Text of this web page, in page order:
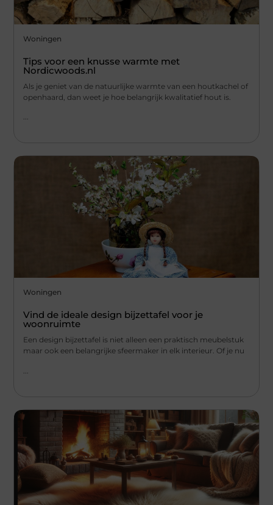
Woningen
Tips voor een knusse warmte met
Nordicwoods.nl
Als je geniet van de natuurlijke warmte van een houtkachel of
openhaard, dan weet je hoe belangrijk kwalitatief hout is.
...
Woningen
Vind de ideale design bijzettafel voor je
woonruimte
Een design bijzettafel is niet alleen een praktisch meubelstuk
maar ook een belangrijke sfeermaker in elk interieur. Of je nu